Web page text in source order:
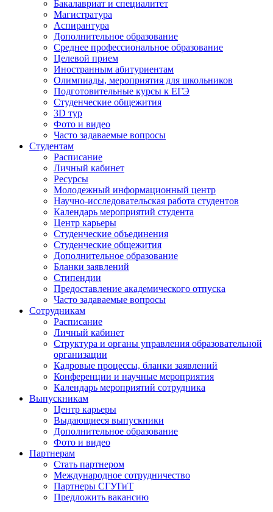
Бакалавриат и специалитет
Магистратура
Аспирантура
Дополнительное образование
Среднее профессиональное образование
Целевой прием
Иностранным абитуриентам
Олимпиады, мероприятия для школьников
Подготовительные курсы к ЕГЭ
Студенческие общежития
3D тур
Фото и видео
Часто задаваемые вопросы
Студентам
Расписание
Личный кабинет
Ресурсы
Молодежный информационный центр
Научно-исследовательская работа студентов
Календарь мероприятий студента
Центр карьеры
Студенческие объединения
Студенческие общежития
Дополнительное образование
Бланки заявлений
Стипендии
Предоставление академического отпуска
Часто задаваемые вопросы
Сотрудникам
Расписание
Личный кабинет
Структура и органы управления образовательной
организации
Кадровые процессы, бланки заявлений
Конференции и научные мероприятия
Календарь мероприятий сотрудника
Выпускникам
Центр карьеры
Выдающиеся выпускники
Дополнительное образование
Фото и видео
Партнерам
Стать партнером
Международное сотрудничество
Партнеры СГУГиТ
Предложить вакансию